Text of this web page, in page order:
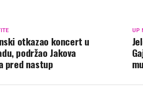
UP
otkazao koncert u
podržao Jakova
pred nastup